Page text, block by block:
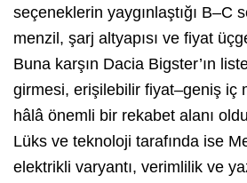
seçeneklerin yaygınlaştığı B–C
menzil, şarj altyapısı ve fiyat
Buna karşın Dacia Bigster’ın
girmesi, erişilebilir fiyat–geniş iç
hâlâ önemli bir rekabet alanı
Lüks ve teknoloji tarafında ise
elektrikli varyantı, verimlilik ve